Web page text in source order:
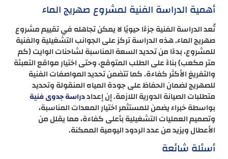
أهمية الدراسة الفنية لمشروع صهريج الماء
تُعد الدراسة الفنية جزءًا حيويًا لا يمكن تجاهله في تقييم مشروع
صهريج الماء. هذه الدراسة تركز على الجوانب التشغيلية والفنية
للمشروع، بدءًا من تحديد السعة المناسبة لشاحنات الوايت (كم
متر مكعب) بناءً على الطلب المتوقع، وحتى اختيار مواقع التعبئة
والتفريغ الأكثر كفاءة. كما تتضمن تحديد المواصفات الفنية
للصهريج لضمان الحفاظ على جودة المياه المنقولة وتحديد
متطلبات الصيانة الدورية اللازمة. إن إعداددراسة جدوى فنية
بواسطة خبراء يضمن للمستثمر اختيار المعدات المناسبة،
وتصميم العمليات التشغيلية بأعلى كفاءة، مما يقلل من
الأعطال ويزيد من عدد الردود اليومية الممكنة.
أسئلة شائعة